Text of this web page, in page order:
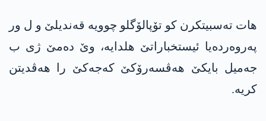
هات تەسبیتکرن کو تۆپالۆگلو چوویە قەندیلێ و ل ور
پەروەردەیا ئیستخباراتێ هلدایە، وێ دەمێ ژی ب
جەمیل بایکێ هه‌ڤسه‌رۆكێ كه‌جه‌كێ را هەڤدیتن
کریە.